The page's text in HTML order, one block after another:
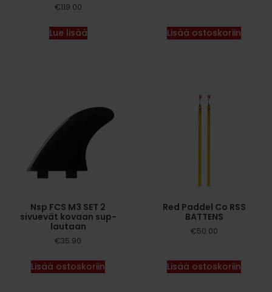
€119.00
Lue lisää Lisää ostoskoriin
Nsp FCS M3 SET 2
sivuevät kovaan sup-
lautaan
€35.90
Lisää ostoskoriin
Red Paddel Co RSS
BATTENS
€50.00
Lisää ostoskoriin